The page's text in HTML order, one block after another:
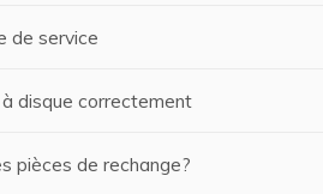
de service
disque correctement
pièces de rechange?